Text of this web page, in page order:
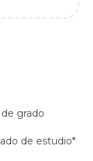
grado
de estudio*